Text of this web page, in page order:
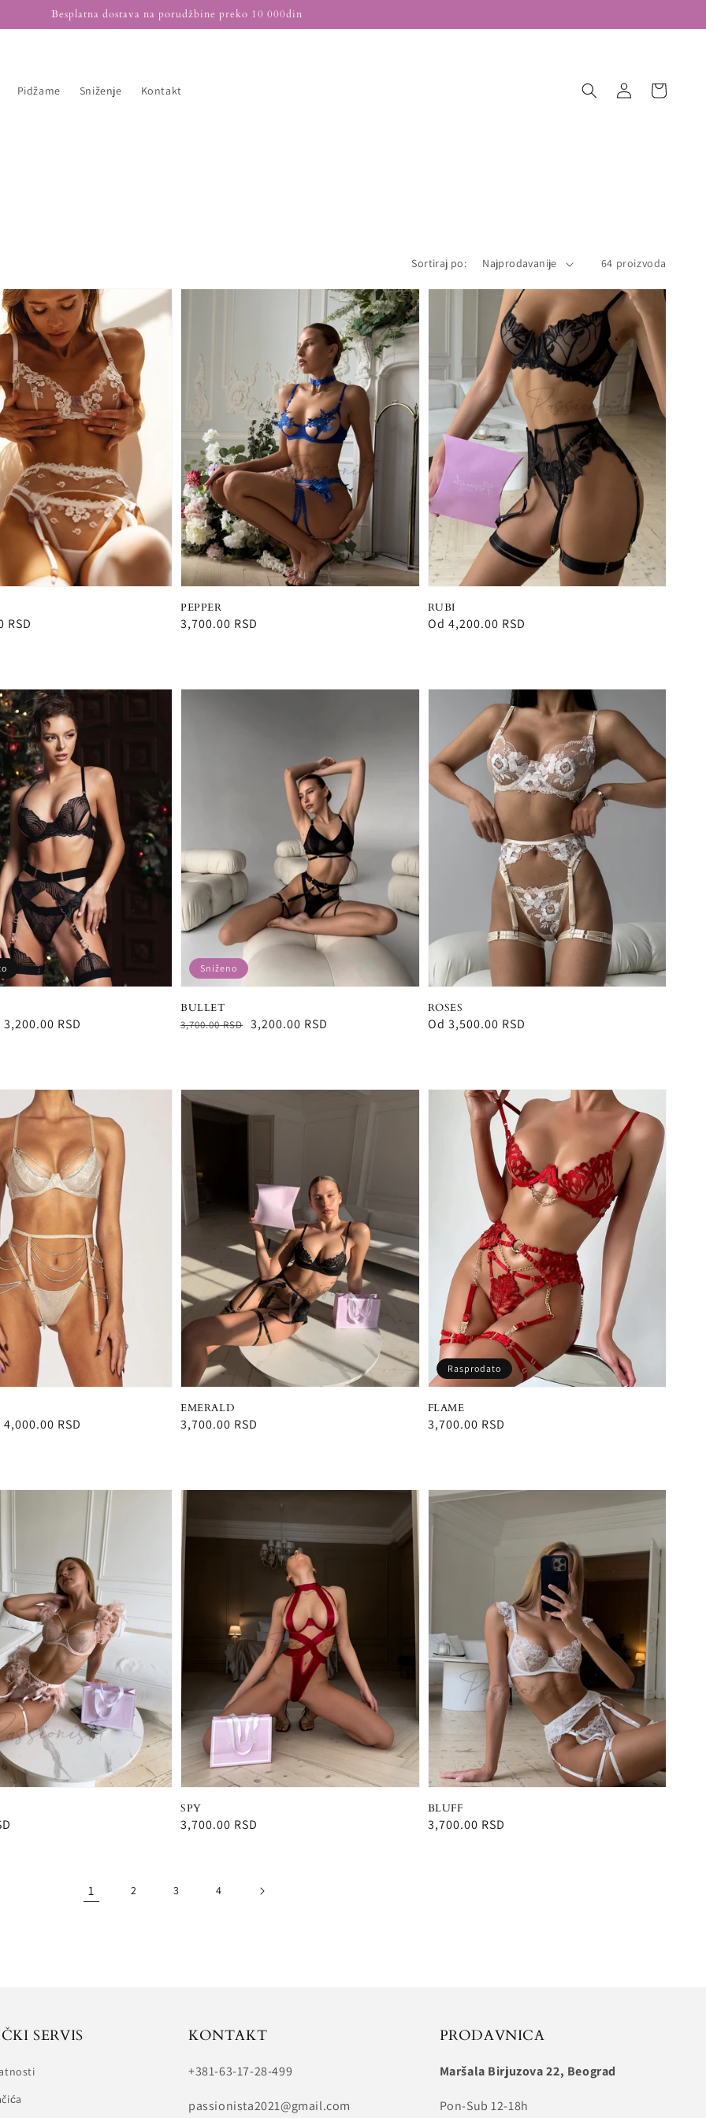
Besplatna dostava na porudžbine preko 10 000din
Pidžame Sniženje Kontakt Korpa
Sortiraj po: 64 proizvoda
RSD
PEPPER
Redovna
3,700.00 RSD
RUBI
Redovna
Od 4,200.00 RSD
3,200.00 RSD
BULLET
Redovna
3,700.00 RSD
Snižena
3,200.00 RSD
Sniženo
ROSES
Redovna
Od 3,500.00 RSD
4,000.00 RSD
EMERALD
Redovna
3,700.00 RSD
FLAME
Redovna
3,700.00 RSD
Rasprodato
SPY
Redovna
3,700.00 RSD
BLUFF
Redovna
3,700.00 RSD
1 2 3 4
SERVIS KONTAKT
+381-63-17-28-499
passionista2021@gmail.com
PRODAVNICA
Maršala Birjuzova 22, Beograd
Pon-Sub 12-18h